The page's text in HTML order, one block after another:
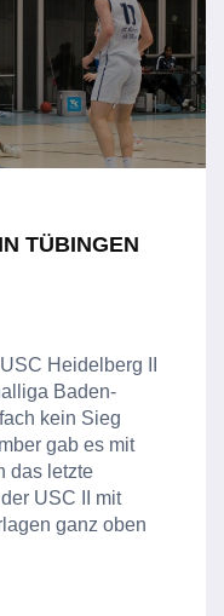
TÜBINGEN
Heidelberg II
Baden-
kein Sieg
gab es mit
das letzte
USC II mit
ganz oben